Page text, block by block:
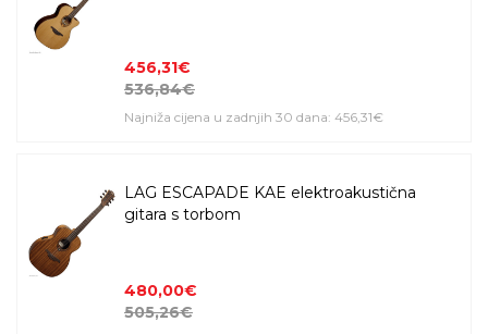
456,31€
536,84€
Najniža cijena u zadnjih 30 dana: 456,31€
LAG ESCAPADE KAE elektroakustična
gitara s torbom
480,00€
505,26€